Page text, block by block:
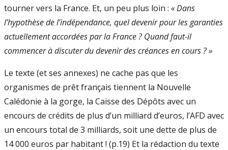
tourner vers la France. Et, un peu plus loin : « Dans
l’hypothèse de l’indépendance, quel devenir pour les garanties
actuellement accordées par la France ? Quand faut-il
commencer à discuter du devenir des créances en cours ? »
Le texte (et ses annexes) ne cache pas que les
organismes de prêt français tiennent la Nouvelle
Calédonie à la gorge, la Caisse des Dépôts avec un
encours de crédits de plus d’un milliard d’euros, l’AFD avec
un encours total de 3 milliards, soit une dette de plus de
14 000 euros par habitant ! (p.19) Et la rédaction du texte